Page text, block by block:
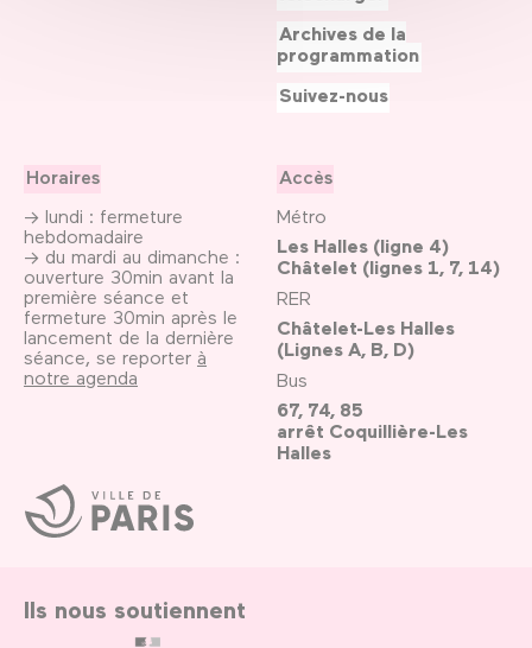
Ville
de
Paris
Horaires
→ lundi : fermeture
hebdomadaire
→ du mardi au dimanche :
ouverture 30min avant la
première séance et
fermeture 30min après le
lancement de la dernière
séance, se reporter à
notre agenda
Accès
Métro
Les Halles (ligne 4)
Châtelet (lignes 1, 7, 14)
RER
Châtelet-Les Halles
(Lignes A, B, D)
Bus
67, 74, 85
arrêt Coquillière-Les
Halles
Archives de la
programmation
Suivez-nous
Ils nous soutiennent